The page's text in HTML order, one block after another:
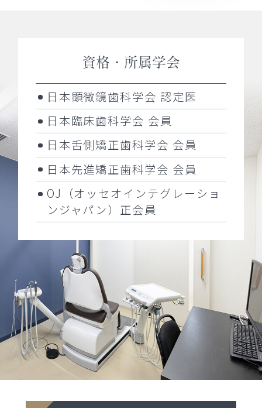
資格・所属学会
日本顕微鏡歯科学会 認定医
日本臨床歯科学会 会員
日本舌側矯正歯科学会 会員
日本先進矯正歯科学会 会員
OJ（オッセオインテグレーショ
ンジャパン）正会員